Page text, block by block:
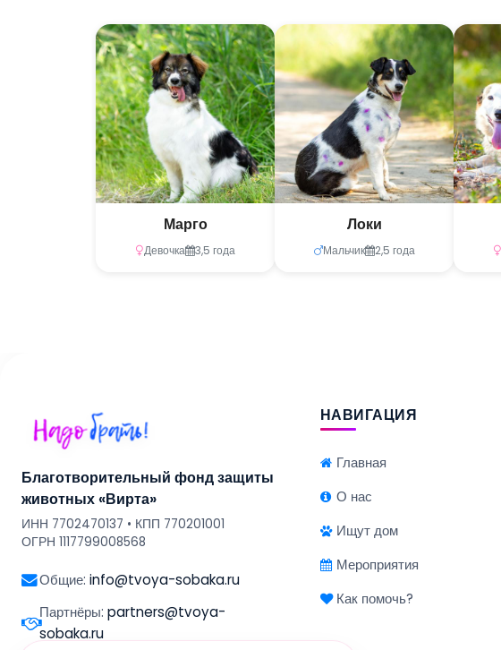
Марго
Девочка 3,5 года
Локи
Мальчик 2,5 года
Благотворительный фонд защиты
животных «Вирта»
ИНН 7702470137 • КПП 770201001
ОГРН 1117799008568
Общие: info@tvoya-sobaka.ru
Партнёры: partners@tvoya-
sobaka.ru
НАВИГАЦИЯ
Главная
О нас
Ищут дом
Мероприятия
Как помочь?